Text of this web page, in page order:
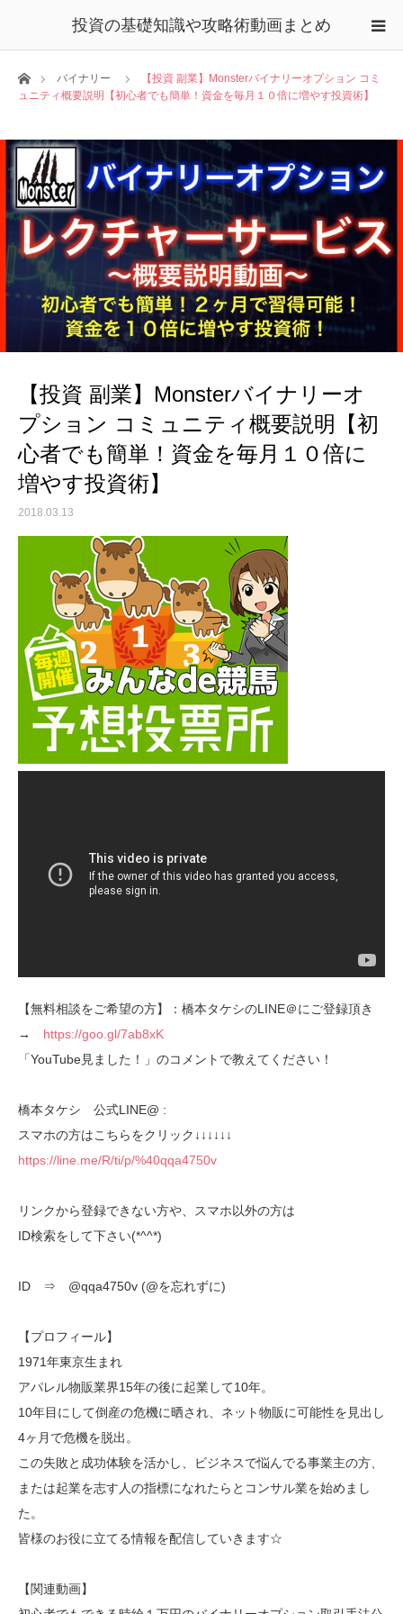
投資の基礎知識や攻略術動画まとめ
ホームバイナリー
【投資 副業】Monsterバイナリーオプション コミ
ュニティ概要説明【初心者でも簡単！資金を毎月１０倍に増やす投資術】
【投資 副業】Monsterバイナリーオ
プション コミュニティ概要説明【初
心者でも簡単！資金を毎月１０倍に
増やす投資術】
2018.03.13
【無料相談をご希望の方】：橋本タケシのLINE＠にご登録頂き
→ https://goo.gl/7ab8xK
「YouTube見ました！」のコメントで教えてください！
橋本タケシ 公式LINE@ :
スマホの方はこちらをクリック↓↓↓↓↓↓
https://line.me/R/ti/p/%40qqa4750v
リンクから登録できない方や、スマホ以外の方は
ID検索をして下さい(*^^*)
ID ⇒ @qqa4750v (@を忘れずに)
【プロフィール】
1971年東京生まれ
アパレル物販業界15年の後に起業して10年。
10年目にして倒産の危機に晒され、ネット物販に可能性を見出し
4ヶ月で危機を脱出。
この失敗と成功体験を活かし、ビジネスで悩んでる事業主の方、
または起業を志す人の指標になれたらとコンサル業を始めまし
た。
皆様のお役に立てる情報を配信していきます☆
【関連動画】